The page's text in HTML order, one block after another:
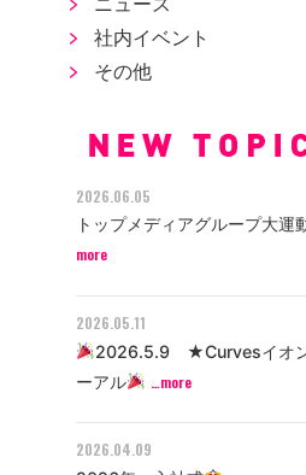
社内イベント
その他
2026.06.05
トップメディアグループ大運
more
2026.05.11
2026.5.9 ★Curvesイオ
ーアル
…more
2026.04.09